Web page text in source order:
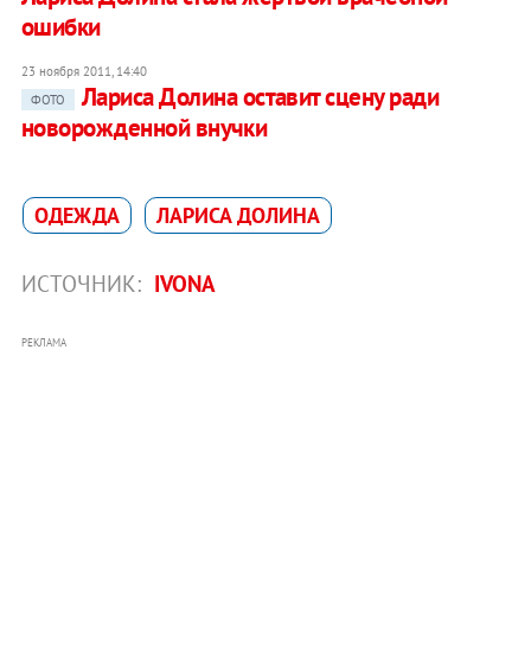
ошибки
23 ноября 2011, 14:40
ФОТО
Лариса Долина оставит сцену ради
новорожденной внучки
ОДЕЖДА ЛАРИСА ДОЛИНА
ИСТОЧНИК: IVONA
РЕКЛАМА